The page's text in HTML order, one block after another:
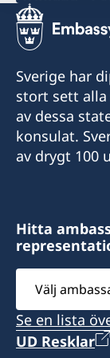
+1-868-689-
+1-868-689-
13
Mt. Irvine
Scarborough
Tobago
Måndag-
+1 868 680
Emailadress
Svenska
Måndag –
David O´Brien
Sverige har
stort sett
av dessa
konsulat.
av drygt 100
Hitta
Välj
ambassad
Se en lista
UD Resklar